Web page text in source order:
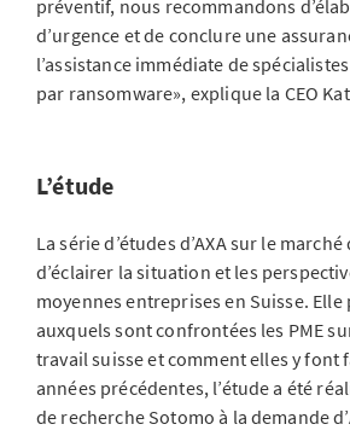
préventif, nous recommandons
d’urgence et de conclure une
l’assistance immédiate de
par ransomware», explique la CEO
L’étude
La série d’études d’AXA sur le
d’éclairer la situation et les
moyennes entreprises en Suisse.
auxquels sont confrontées les PME
travail suisse et comment elles y font
années précédentes, l’étude a été
de recherche Sotomo à la demande